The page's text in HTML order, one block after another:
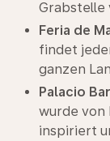
Grabstelle
Feria de
findet
ganzen
Palacio
wurde von
inspiriert